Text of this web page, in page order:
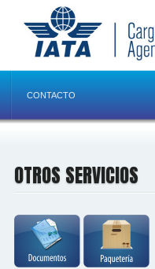
CONTACTO
OTROS SERVICIOS